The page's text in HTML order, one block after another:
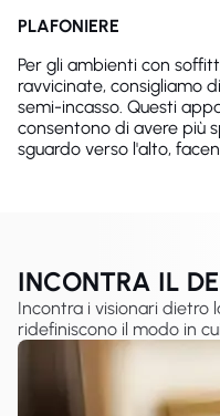
PLAFONIERE
Per gli ambienti con
ravvicinate, consigliamo
semi-incasso. Questi
consentono di avere più
sguardo verso l'alto,
INCONTRA IL
Incontra i visionari dietro
ridefiniscono il modo in